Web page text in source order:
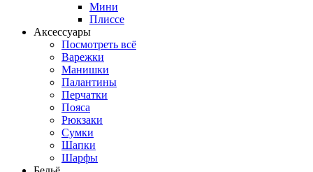
Мини
Плиссе
Аксессуары
Посмотреть всё
Варежки
Манишки
Палантины
Перчатки
Пояса
Рюкзаки
Сумки
Шапки
Шарфы